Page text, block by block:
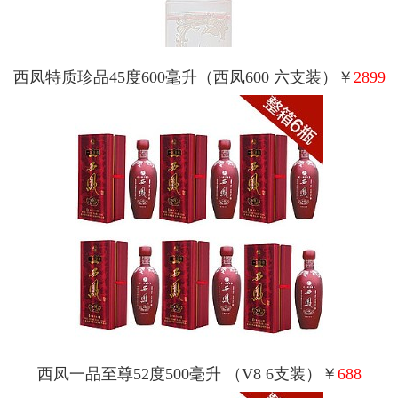
西凤特质珍品45度600毫升（西凤600 六支装）￥ 2899
西凤一品至尊52度500毫升 （V8 6支装）￥ 688